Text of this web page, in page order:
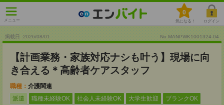
メニュー
0
気になる！ ログイン
掲載日 :2026/08/01 No.MANPWK1001324-04
【計画業務・家族対応ナシも叶う】現場に向
き合える＊高齢者ケアスタッフ
職種： 介護関連
派遣
職種未経験OK 社会人未経験OK 大学生歓迎 ブランクOK